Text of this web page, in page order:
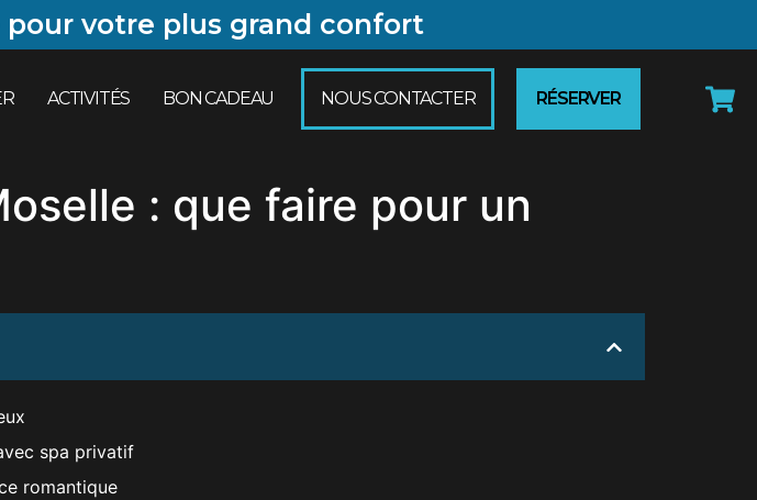
votre plus grand confort
ACTIVITÉS BON CADEAU NOUS CONTACTER RÉSERVER
: que faire pour un
spa privatif
romantique